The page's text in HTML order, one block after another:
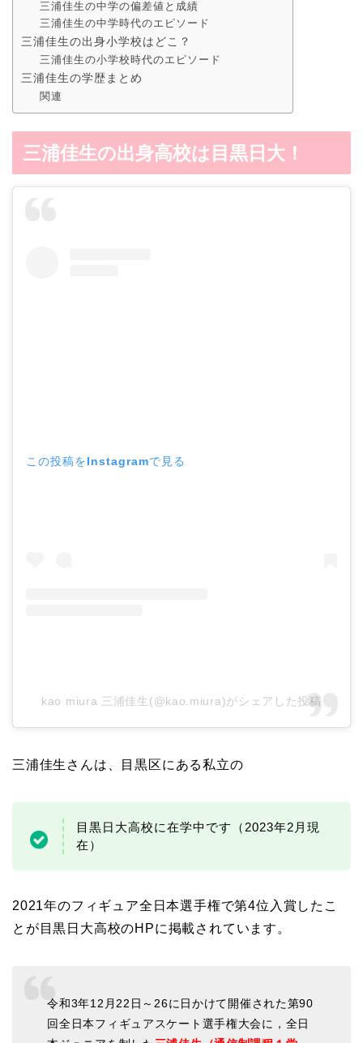
三浦佳生の中学の偏差値と成績
三浦佳生の中学時代のエピソード
三浦佳生の出身小学校はどこ？
三浦佳生の小学校時代のエピソード
三浦佳生の学歴まとめ
関連
三浦佳生の出身高校は目黒日大！
この投稿をInstagramで見る
kao miura 三浦佳生(@kao.miura)がシェアした投稿
三浦佳生さんは、目黒区にある私立の
目黒日大高校に在学中です（2023年2月現
在）
2021年のフィギュア全日本選手権で第4位入賞したこ
とが目黒日大高校のHPに掲載されています。
令和3年12月22日～26に日かけて開催された第90
回全日本フィギュアスケート選手権大会に，全日